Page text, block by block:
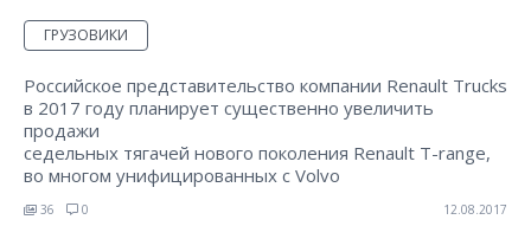
ГРУЗОВИКИ
Российское представительство компании Renault Trucks
в 2017 году планирует существенно увеличить
продажи
седельных тягачей нового поколения Renault T-range,
во многом унифицированных с Volvo
36 0 12.08.2017